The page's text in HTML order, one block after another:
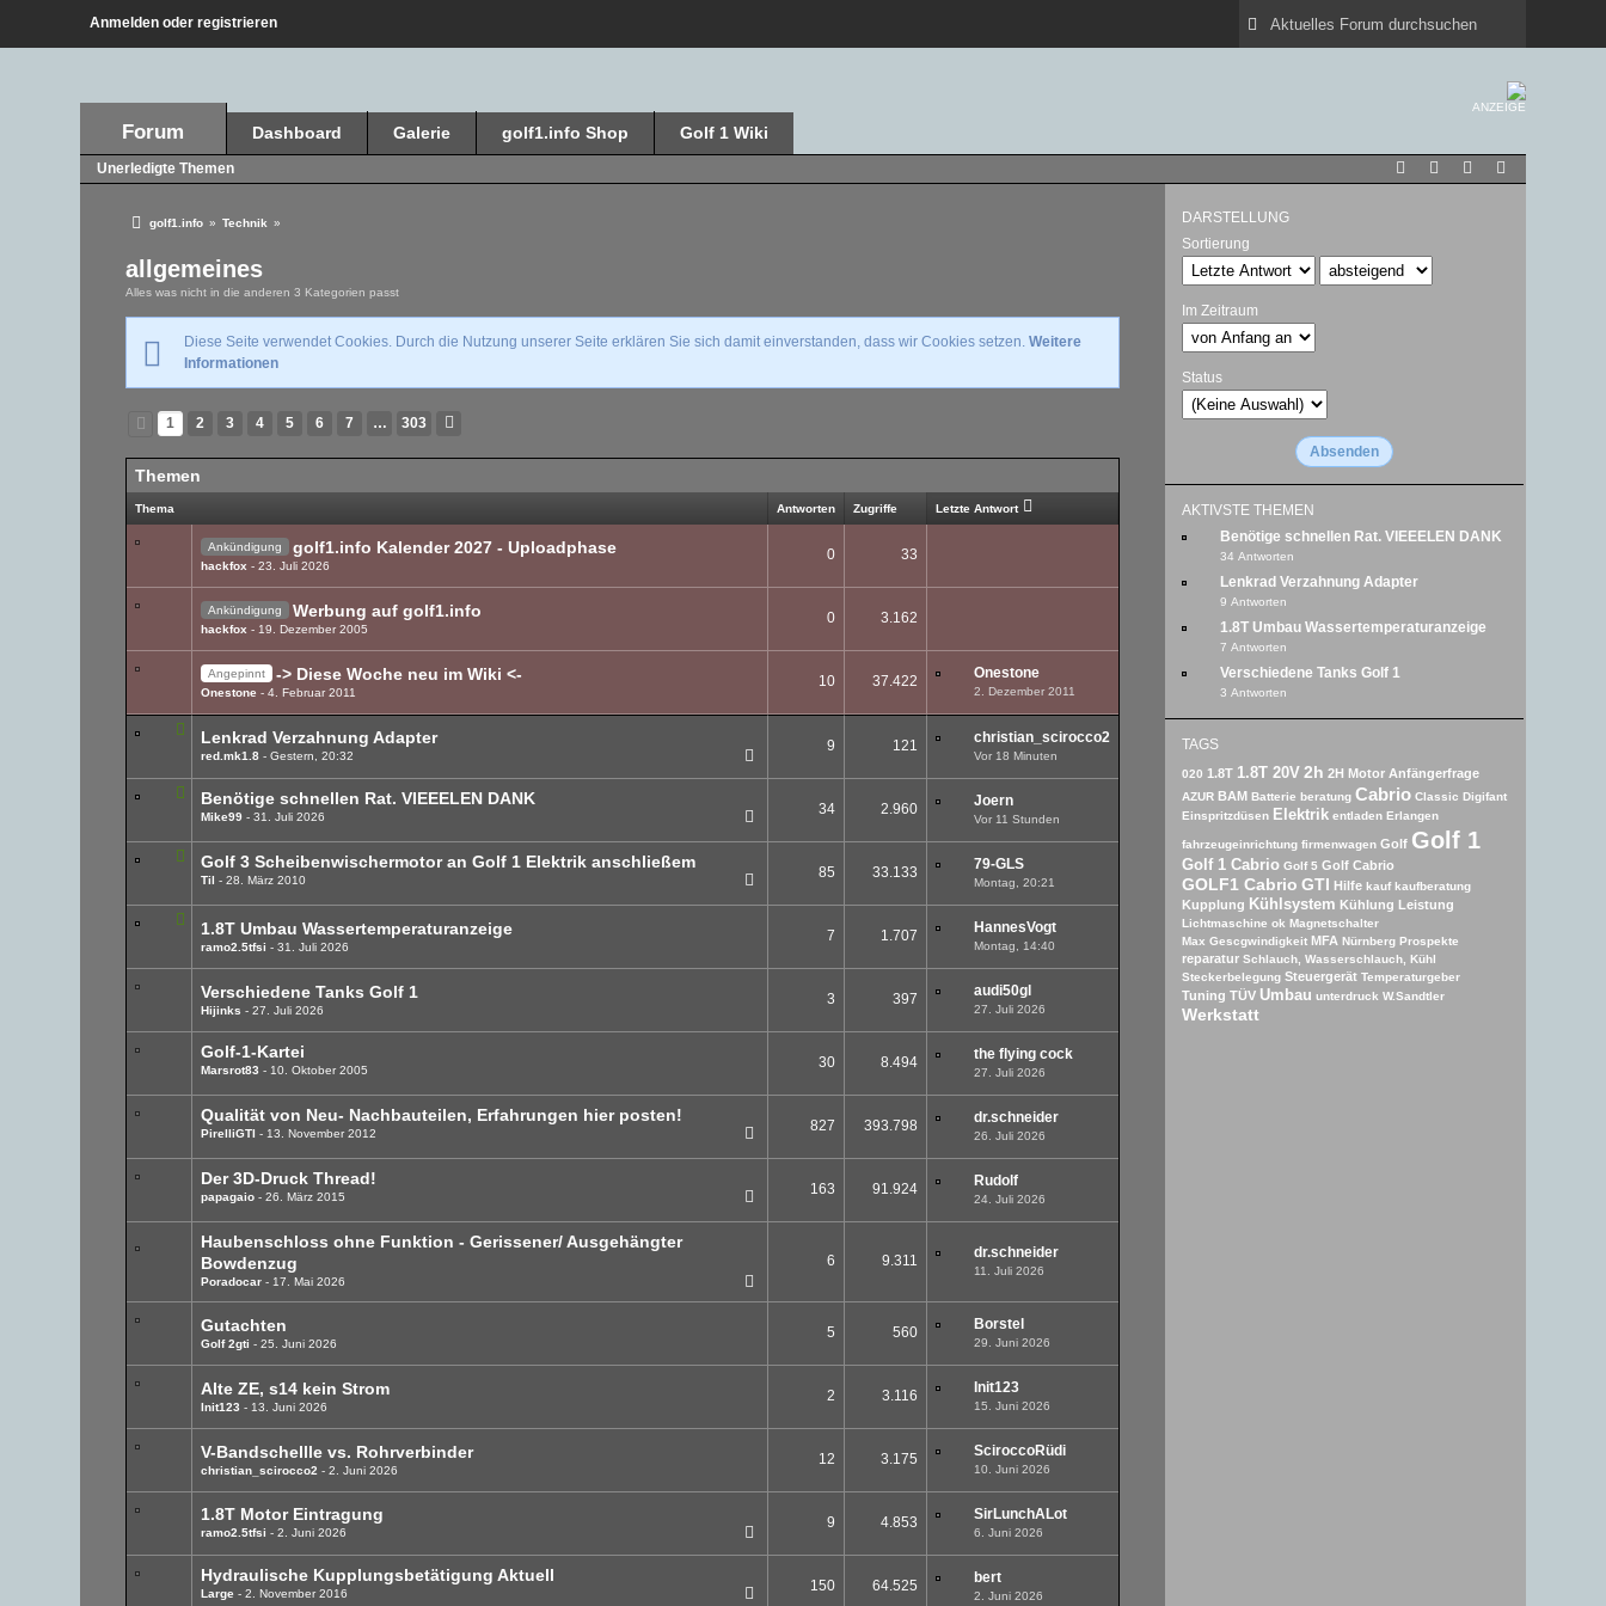
Anmelden oder registrieren
ANZEIGE
Forum Dashboard Galerie golf1.info Shop Golf 1 Wiki
Unerledigte Themen
golf1.info » Technik »
allgemeines
Alles was nicht in die anderen 3 Kategorien passt
Diese Seite verwendet Cookies. Durch die Nutzung unserer Seite erklären Sie sich damit einverstanden, dass wir Cookies setzen.Weitere
Informationen
1 2 3 4 5 6 7 … 303
Themen
Thema Antworten Zugriffe Letzte Antwort
Ankündigung golf1.info Kalender 2027 - Uploadphase
hackfox 23. Juli 2026
0 33
Ankündigung Werbung auf golf1.info
hackfox 19. Dezember 2005
0 3.162
Angepinnt -> Diese Woche neu im Wiki <-
Onestone 4. Februar 2011
10 37.422 Onestone
2. Dezember 2011
Lenkrad Verzahnung Adapter
red.mk1.8 Gestern, 20:32
9 121 christian_scirocco2
Vor 18 Minuten
Benötige schnellen Rat. VIEEELEN DANK
Mike99 31. Juli 2026 34 2.960 Joern
Vor 11 Stunden
Golf 3 Scheibenwischermotor an Golf 1 Elektrik anschließem
Til 28. März 2010 85 33.133 79-GLS
Montag, 20:21
1.8T Umbau Wassertemperaturanzeige
ramo2.5tfsi 31. Juli 2026
7 1.707 HannesVogt
Montag, 14:40
Verschiedene Tanks Golf 1
Hijinks 27. Juli 2026
3 397 audi50gl
27. Juli 2026
Golf-1-Kartei
Marsrot83 10. Oktober 2005 30 8.494 the flying cock
27. Juli 2026
Qualität von Neu- Nachbauteilen, Erfahrungen hier posten!
PirelliGTI 13. November 2012 827 393.798 dr.schneider
26. Juli 2026
Der 3D-Druck Thread!
papagaio 26. März 2015 163 91.924 Rudolf
24. Juli 2026
Haubenschloss ohne Funktion - Gerissener/ Ausgehängter
Bowdenzug
Poradocar 17. Mai 2026
6 9.311 dr.schneider
11. Juli 2026
Gutachten
Golf 2gti 25. Juni 2026
5 560 Borstel
29. Juni 2026
Alte ZE, s14 kein Strom
Init123 13. Juni 2026
2 3.116 Init123
15. Juni 2026
V-Bandschellle vs. Rohrverbinder
christian_scirocco2 2. Juni 2026
12 3.175 SciroccoRüdi
10. Juni 2026
1.8T Motor Eintragung
ramo2.5tfsi 2. Juni 2026
9 4.853 SirLunchALot
6. Juni 2026
Hydraulische Kupplungsbetätigung Aktuell
Large 2. November 2016 150 64.525 bert
2. Juni 2026
DARSTELLUNG
Sortierung
Im Zeitraum
Status
AKTIVSTE THEMEN
Benötige schnellen Rat. VIEEELEN DANK
34 Antworten
Lenkrad Verzahnung Adapter
9 Antworten
1.8T Umbau Wassertemperaturanzeige
7 Antworten
Verschiedene Tanks Golf 1
3 Antworten
TAGS
020 1.8T 1.8T 20V 2h 2H Motor Anfängerfrage
AZUR BAM Batterie beratung Cabrio Classic Digifant
Einspritzdüsen Elektrik entladen Erlangen
fahrzeugeinrichtung firmenwagen Golf Golf 1
Golf 1 Cabrio Golf 5 Golf Cabrio
GOLF1 Cabrio GTI Hilfe kauf kaufberatung
Kupplung Kühlsystem Kühlung Leistung
Lichtmaschine ok Magnetschalter
Max Gescgwindigkeit MFA Nürnberg Prospekte
reparatur Schlauch, Wasserschlauch, Kühl
Steckerbelegung Steuergerät Temperaturgeber
Tuning TÜV Umbau unterdruck W.Sandtler
Werkstatt